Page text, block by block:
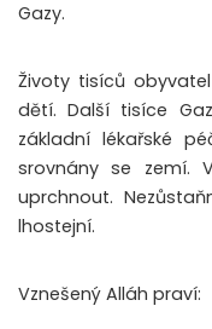
Gazy.
Životy tisíců
dětí. Další tisíce
základní lékařské
srovnány se zemí.
uprchnout.
lhostejní.
Vznešený Alláh praví: